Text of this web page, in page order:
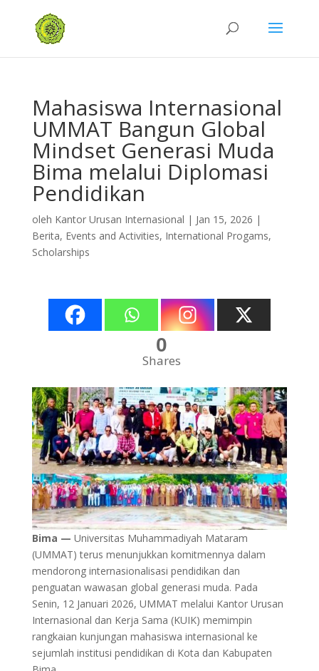
Mahasiswa Internasional
UMMAT Bangun Global
Mindset Generasi Muda
Bima melalui Diplomasi
Pendidikan
oleh Kantor Urusan Internasional | Jan 15, 2026 |
Berita, Events and Activities, International Progams,
Scholarships
0
Shares
Bima — Universitas Muhammadiyah Mataram
(UMMAT) terus menunjukkan komitmennya dalam
mendorong internasionalisasi pendidikan dan
penguatan wawasan global generasi muda. Pada
Senin, 12 Januari 2026, UMMAT melalui Kantor Urusan
Internasional dan Kerja Sama (KUIK) memimpin
rangkaian kunjungan mahasiswa internasional ke
sejumlah institusi pendidikan di Kota dan Kabupaten